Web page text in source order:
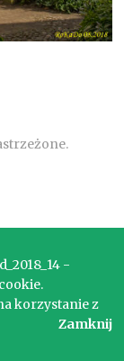
-
korzystanie z
Zamknij